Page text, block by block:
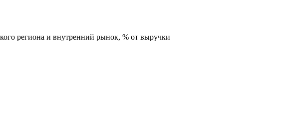
региона и внутренний рынок, % от выручки